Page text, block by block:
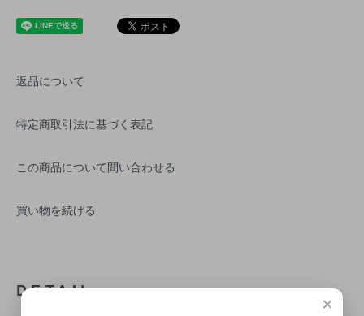
返品について
特定商取引法に基づく表記
この商品について問い合わせる
買い物を続ける
DETAIL
×